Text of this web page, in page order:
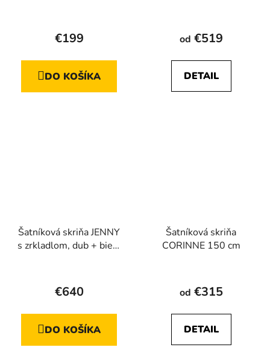
€199
DO KOŠÍKA
od €519
DETAIL
Šatníková skriňa JENNY
s zrkladlom, dub + biely
€640
DO KOŠÍKA
Šatníková skriňa
CORINNE 150 cm
od €315
DETAIL